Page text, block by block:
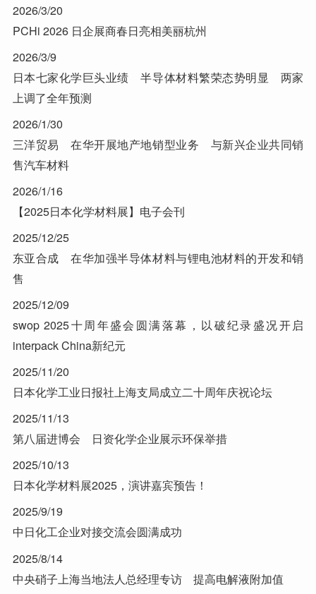
2026/3/20
PCHi 2026 日企展商春日亮相美丽杭州
2026/3/9
日本七家化学巨头业绩 半导体材料繁荣态势明显 两家
上调了全年预测
2026/1/30
三洋贸易 在华开展地产地销型业务 与新兴企业共同销
售汽车材料
2026/1/16
【2025日本化学材料展】电子会刊
2025/12/25
东亚合成 在华加强半导体材料与锂电池材料的开发和销
售
2025/12/09
swop 2025十周年盛会圆满落幕，以破纪录盛况开启
interpack China新纪元
2025/11/20
日本化学工业日报社上海支局成立二十周年庆祝论坛
2025/11/13
第八届进博会 日资化学企业展示环保举措
2025/10/13
日本化学材料展2025，演讲嘉宾预告！
2025/9/19
中日化工企业对接交流会圆满成功
2025/8/14
中央硝子上海当地法人总经理专访 提高电解液附加值